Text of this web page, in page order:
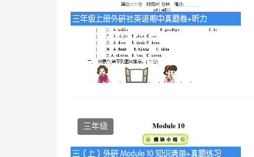
三年级